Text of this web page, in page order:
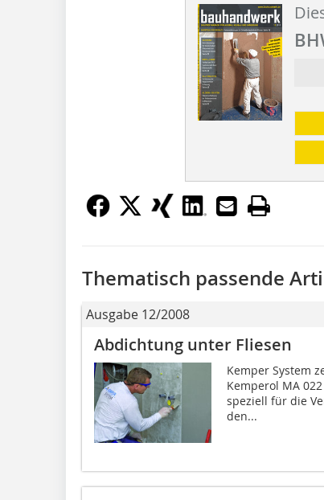
Thematisch passende
Ausgabe 12/2008
Abdichtung unter Fliesen
Kemper System
Kemperol MA
speziell für die
den...